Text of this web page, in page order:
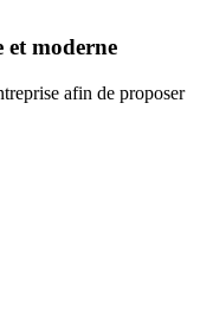
et moderne
afin de proposer